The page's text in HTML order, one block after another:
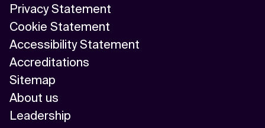
Privacy Statement
Cookie Statement
Accessibility Statement
Accreditations
Sitemap
About us
Leadership